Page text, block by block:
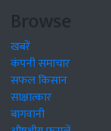
Browse
खबरें
कंपनी समाचार
सफल किसान
साक्षात्कार
बागवानी